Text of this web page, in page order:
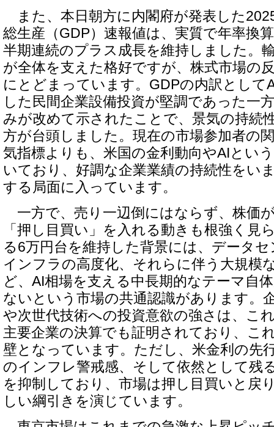
また、本日朝方に内閣府が発表した
総生産（GDP）速報値は、実質で年率換
半期連続のプラス成長を維持しました。
が全体を支えた格好ですが、株式市場の
にとどまっています。GDPの内訳として
した民間企業設備投資が堅調であった一
みが改めて示されたことで、景気の持続
方が台頭しました。現在の市場参加者の
気指標よりも、米国の金利動向やAIとい
いており、好調な企業業績の持続性をい
する局面に入っています。
一方で、売り一辺倒にはならず、株価
「押し目買い」を入れる動きも根強く見
る6万円台を維持した背景には、データ
インフラの高度化、それらに伴う大規模
ど、AI相場を支える中長期的なテーマ自
ないという市場の共通認識があります。
や次世代技術への投資意欲の強さは、こ
主要企業の決算でも証明されており、こ
壁となっています。ただし、米金利の先
のインフレ警戒感、そして依然として残
を抑制しており、市場は押し目買いと戻
しい綱引きを演じています。